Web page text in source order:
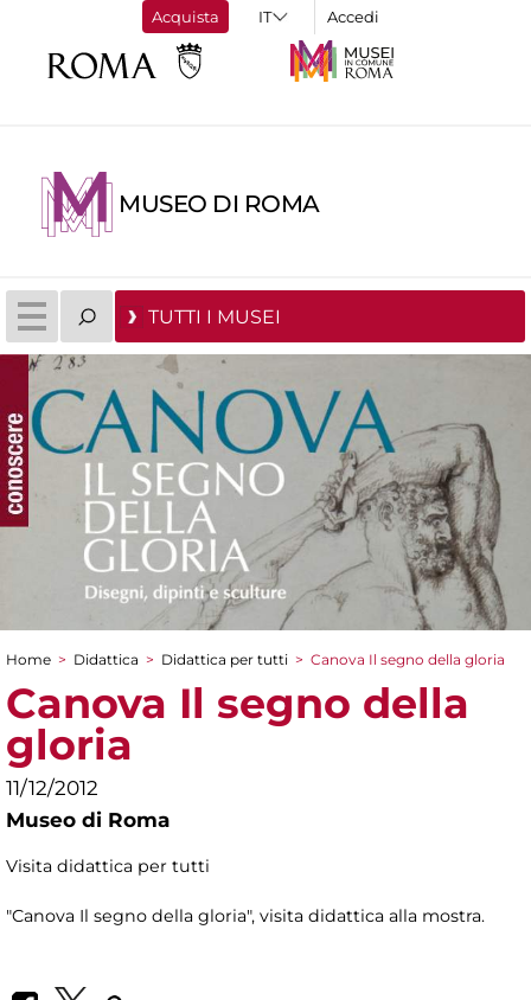
Acquista Accedi
MUSEO DI ROMA
TUTTI I MUSEI
Tu sei qui
Home > Didattica > Didattica per tutti > Canova Il segno della gloria
Canova Il segno della
gloria
11/12/2012
Museo di Roma
Visita didattica per tutti
"Canova Il segno della gloria", visita didattica alla mostra.